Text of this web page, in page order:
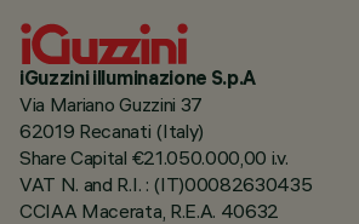
iGuzzini illuminazione S.p.A
Via Mariano Guzzini 37
62019 Recanati (Italy)
Share Capital €21.050.000,00 i.v.
VAT N. and R.I. : (IT)00082630435
CCIAA Macerata, R.E.A. 40632